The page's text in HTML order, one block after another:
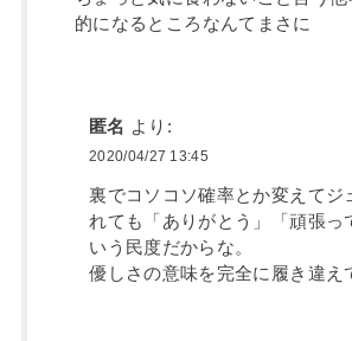
的になるところなんてまさに
匿名 より:
2020/04/27 13:45
裏でコソコソ確率とか変えてジ
れても「ありがとう」「頑張っ
いう民度だからな。
優しさの意味を完全に履き違え